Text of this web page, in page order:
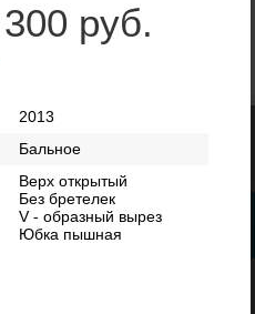
руб.
2013
Бальное
Верх открытый
Без бретелек
V - образный вырез
Юбка пышная
своё платье
ЗАГСы
бренд